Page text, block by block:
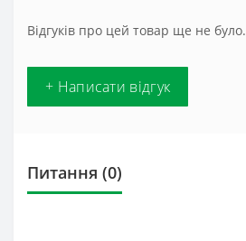
Відгуків про цей товар ще не було.
+ Написати відгук
Питання (0)